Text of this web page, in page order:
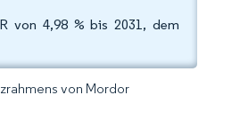
von 4,98 % bis 2031, dem
von Mordor